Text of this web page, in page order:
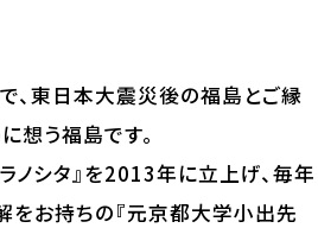
、東日本大震災後の福島とご縁
想う福島です。
ノシタ』を2013年に立上げ、毎年
をお持ちの『元京都大学小出先